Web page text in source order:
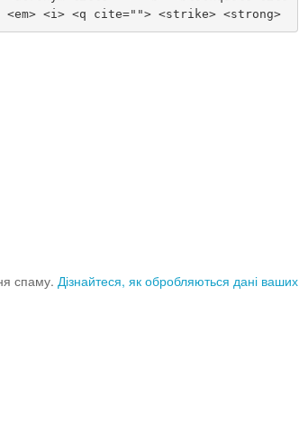
<i> <q cite=""> <strike> <strong>
спаму. Дізнайтеся, як обробляються дані ваших